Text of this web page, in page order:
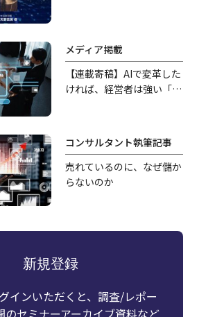
メディア掲載
【連載寄稿】AIで変革した
ければ、経営者は強い「覚
コンサルタント執筆記事
売れているのに、なぜ儲か
らないのか
新規登録
インいただくと、調査/レポー
のセミナーアーカイブ資料など